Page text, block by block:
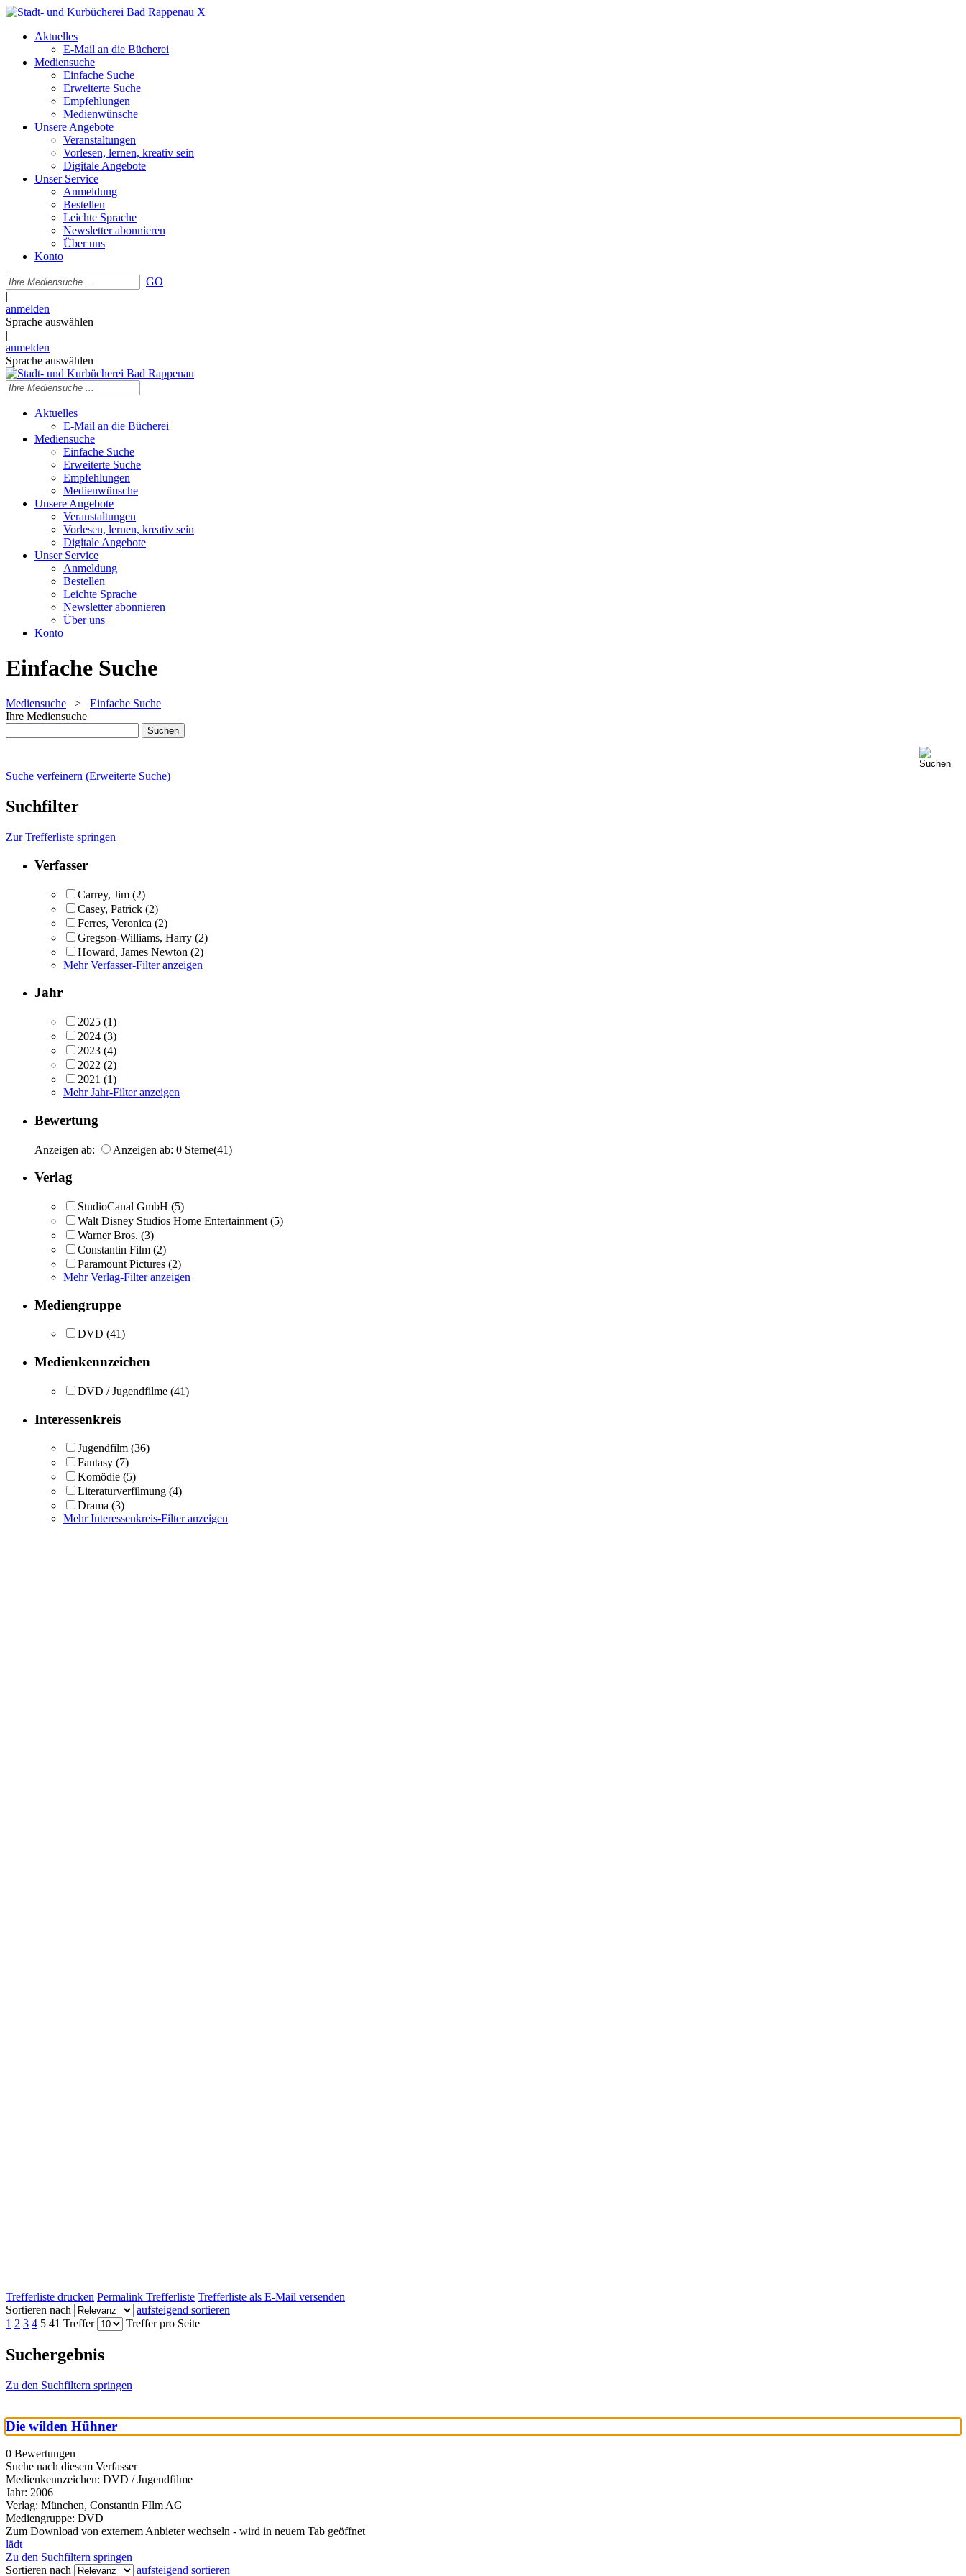
X
Aktuelles
E-Mail an die Bücherei
Mediensuche
Einfache Suche
Erweiterte Suche
Empfehlungen
Medienwünsche
Unsere Angebote
Veranstaltungen
Vorlesen, lernen, kreativ sein
Digitale Angebote
Unser Service
Anmeldung
Bestellen
Leichte Sprache
Newsletter abonnieren
Über uns
Konto
GO
|
anmelden
Sprache auswählen
|
anmelden
Sprache auswählen
Aktuelles
E-Mail an die Bücherei
Mediensuche
Einfache Suche
Erweiterte Suche
Empfehlungen
Medienwünsche
Unsere Angebote
Veranstaltungen
Vorlesen, lernen, kreativ sein
Digitale Angebote
Unser Service
Anmeldung
Bestellen
Leichte Sprache
Newsletter abonnieren
Über uns
Konto
Einfache Suche
Mediensuche > Einfache Suche
Ihre Mediensuche
Suche verfeinern (Erweiterte Suche)
Suchfilter
Zur Trefferliste springen
Verfasser
Carrey, Jim (2)
Casey, Patrick (2)
Ferres, Veronica (2)
Gregson-Williams, Harry (2)
Howard, James Newton (2)
Mehr Verfasser-Filter anzeigen
Jahr
2025 (1)
2024 (3)
2023 (4)
2022 (2)
2021 (1)
Mehr Jahr-Filter anzeigen
Bewertung
Anzeigen ab: Anzeigen ab: 0 Sterne(41)
Verlag
StudioCanal GmbH (5)
Walt Disney Studios Home Entertainment (5)
Warner Bros. (3)
Constantin Film (2)
Paramount Pictures (2)
Mehr Verlag-Filter anzeigen
Mediengruppe
DVD (41)
Medienkennzeichen
DVD / Jugendfilme (41)
Interessenkreis
Jugendfilm (36)
Fantasy (7)
Komödie (5)
Literaturverfilmung (4)
Drama (3)
Mehr Interessenkreis-Filter anzeigen
Trefferliste drucken Permalink Trefferliste Trefferliste als E-Mail versenden
Sortieren nach
aufsteigend sortieren
1 2 3 4 5 41 Treffer Treffer pro Seite
Suchergebnis
Zu den Suchfiltern springen
Die wilden Hühner
0 Bewertungen
Suche nach diesem Verfasser
Medienkennzeichen: DVD / Jugendfilme
Jahr: 2006
Verlag: München, Constantin FIlm AG
Mediengruppe: DVD
Zum Download von externem Anbieter wechseln - wird in neuem Tab geöffnet
lädt
Zu den Suchfiltern springen
Sortieren nach
aufsteigend sortieren